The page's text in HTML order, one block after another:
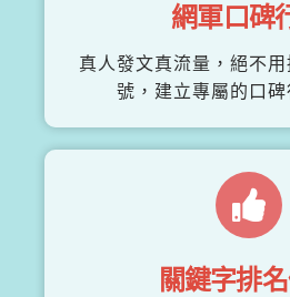
網軍口碑
真人發文真流量，絕不
號，建立專屬的口碑
關鍵字排